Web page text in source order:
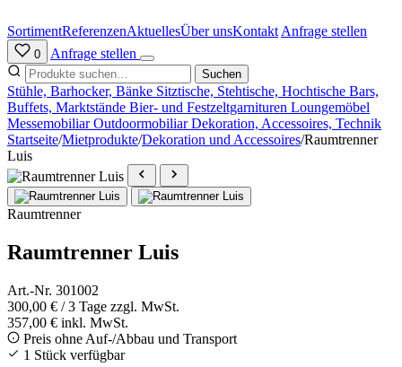
Inhalt
springen
SortimentReferenzenAktuellesÜber unsKontakt Anfrage stellen
0 Anfrage stellen
Suchen
Stühle, Barhocker, Bänke Sitztische, Stehtische, Hochtische Bars,
Buffets, Marktstände Bier- und Festzeltgarnituren Loungemöbel
MessemobiliarOutdoormobiliarDekoration, Accessoires, Technik
Startseite/Mietprodukte/Dekoration und Accessoires/Raumtrenner
Luis
Raumtrenner
Raumtrenner Luis
Art.-Nr. 301002
300,00 € / 3 Tage zzgl. MwSt.
357,00 € inkl. MwSt.
Preis ohne Auf-/Abbau und Transport
1 Stück verfügbar